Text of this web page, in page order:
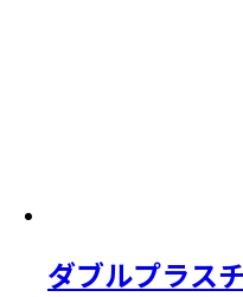
ダブルプラス